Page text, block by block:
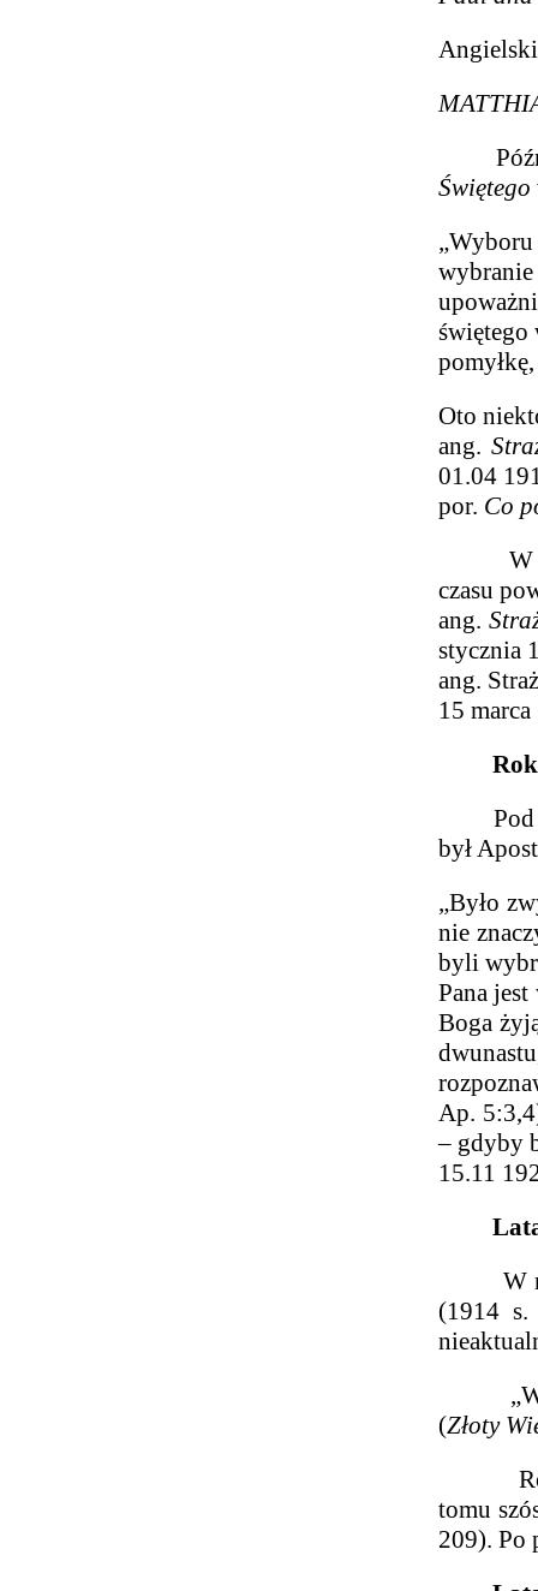
Świętego
świętego
Oto
ang.
01.04
por. Co
czasu
ang.
stycznia
ang.
15
Rok
Pod
był
„Było
nie
byli
Pana
Boga
Ap.
– gdyby
15.11
Lata
W
(1914
(Złoty
tomu
209). Po